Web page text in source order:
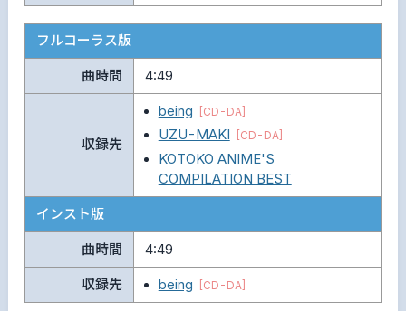
フルコーラス版
曲時間 4:49
収録先
being [CD-DA]
UZU-MAKI [CD-DA]
KOTOKO ANIME'S
COMPILATION BEST
インスト版
曲時間 4:49
収録先 being [CD-DA]